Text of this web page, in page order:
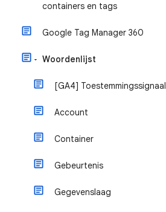
containers en tags
Google Tag Manager 360
Woordenlijst
[GA4] Toestemmingssignaal
Account
Container
Gebeurtenis
Gegevenslaag